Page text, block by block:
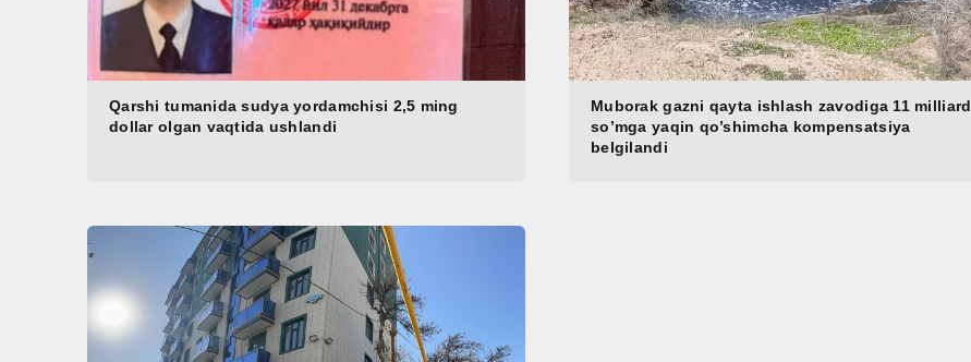
Qarshi tumanida sudya yordamchisi 2,5 ming
dollar olgan vaqtida ushlandi
Muborak gazni qayta ishlash zavodiga 11 milliard
so’mga yaqin qo’shimcha kompensatsiya
belgilandi